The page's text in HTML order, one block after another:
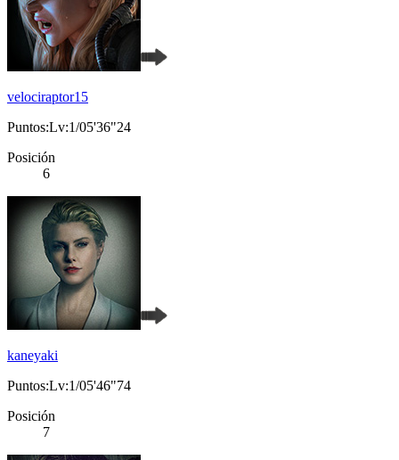
velociraptor15
Puntos:Lv:1/05'36"24
Posición
6
kaneyaki
Puntos:Lv:1/05'46"74
Posición
7